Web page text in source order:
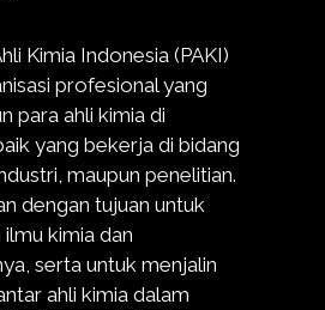
Kimia Indonesia (PAKI)
profesional yang
para ahli kimia di
yang bekerja di bidang
maupun penelitian.
dengan tujuan untuk
kimia dan
serta untuk menjalin
ahli kimia dalam